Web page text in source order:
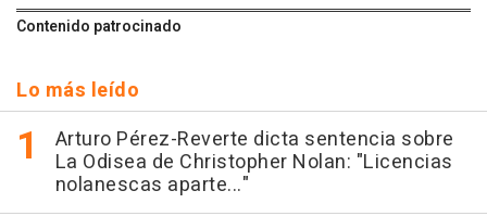
Contenido patrocinado
Lo más leído
Arturo Pérez-Reverte dicta sentencia sobre
La Odisea de Christopher Nolan: "Licencias
nolanescas aparte..."